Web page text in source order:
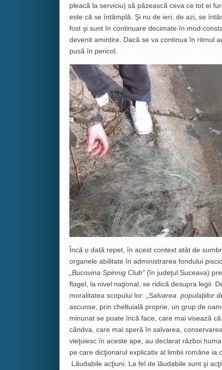
pleacă la serviciu) să păzească ceva ce tot ei
este că se ȋntâmplă. Şi nu de ieri, de azi, se
fost şi sunt ȋn continuare decimate ȋn mod
devenit amintire. Dacă se va continua ȋn ritmul
pusă ȋn pericol.
Ȋncă o dată repet, ȋn acest context atât de
organele abilitate ȋn administrarea fondului
„Bucovina Spinnig Club”(ȋn judeţul Suceava)
flagel, la nivel naţional, se ridică desupra legii.
moralitatea scopului lor:
„Salvarea populaţiilor
ascunse, prin cheltuială proprie, un grup de
minunat se poate ȋncă face, care mai visează
cândva, care mai speră ȋn salvarea,
vieţuiesc ȋn aceste ape, au declarat război
pe care dicţionarul explicativ al limbii române
Lăudabile acţiuni. La fel de lăudabile sunt şi